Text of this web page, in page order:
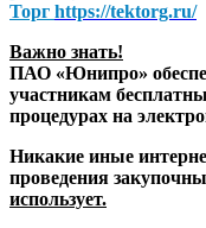
Торг https://tektorg.ru/
Важно знать!
ПАО «Юнипро»
участникам
процедурах на
Никакие иные
проведения
использует.